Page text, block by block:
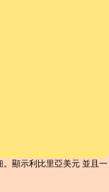
顯示利比里亞美元 並且一